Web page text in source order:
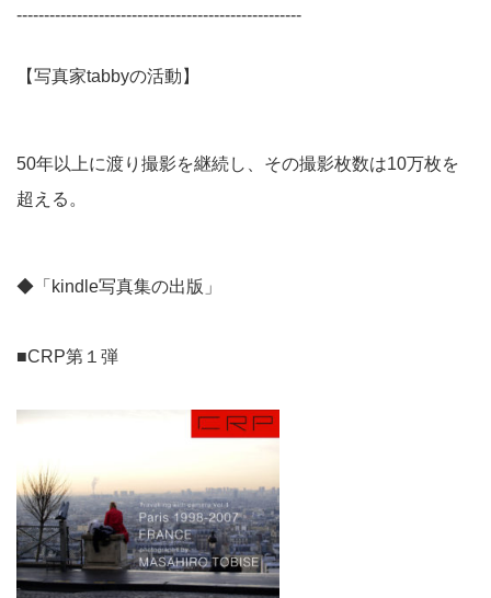
----------------------------------------------------
【写真家tabbyの活動】
50年以上に渡り撮影を継続し、その撮影枚数は10万枚を
超える。
◆「kindle写真集の出版」
■CRP第１弾